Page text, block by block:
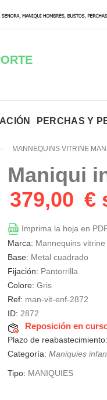
PERCHAS Y
- MANNEQUINS VITRINE
Maniqui
379,00 €
Imprima la hoja en
Marca: Mannequins vitrine
Base: Metal cuadrado
Fijación: Pantorrilla
Colore: Gris
Ref: man-vit-enf-2872
ID: 2872
Reposición en
Plazo de reabastecimiento:
Categoría: Maniquies
Tipo: MANIQUIES